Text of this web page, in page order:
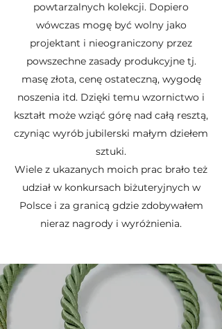
powtarzalnych kolekcji. Dopiero
wówczas mogę być wolny jako
projektant i nieograniczony przez
powszechne zasady produkcyjne tj.
masę złota, cenę ostateczną, wygodę
noszenia itd. Dzięki temu wzornictwo i
kształt może wziąć górę nad całą resztą,
czyniąc wyrób jubilerski małym dziełem
sztuki.
Wiele z ukazanych moich prac brało też
udział w konkursach biżuteryjnych w
Polsce i za granicą gdzie zdobywałem
nieraz nagrody i wyróżnienia.